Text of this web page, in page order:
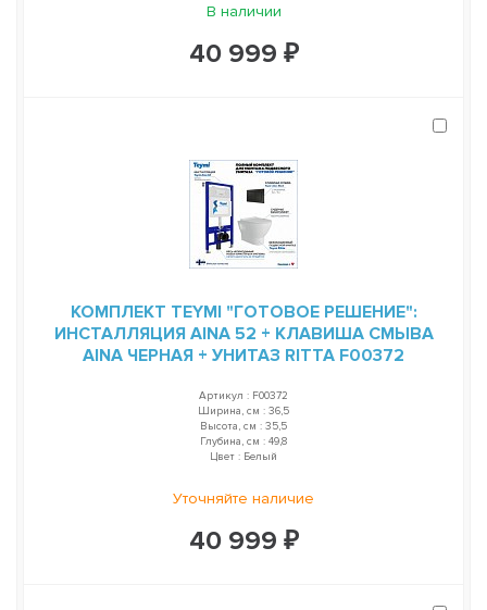
В наличии
40 999 ₽
КОМПЛЕКТ TEYMI "ГОТОВОЕ РЕШЕНИЕ":
ИНСТАЛЛЯЦИЯ AINA 52 + КЛАВИША СМЫВА
AINA ЧЕРНАЯ + УНИТАЗ RITTA F00372
Артикул : F00372
Ширина, см : 36,5
Высота, см : 35,5
Глубина, см : 49,8
Цвет : Белый
Уточняйте наличие
40 999 ₽